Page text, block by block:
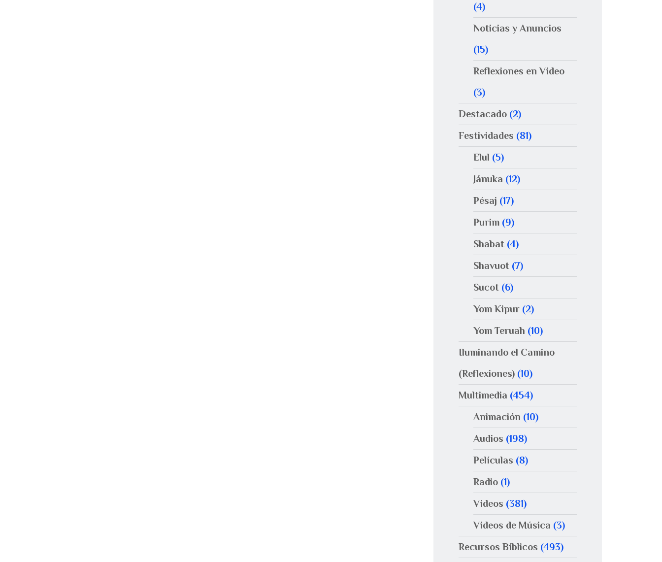
(4)
Noticias y Anuncios
(15)
Reflexiones en Video
(3)
Destacado (2)
Festividades (81)
Elul (5)
Jánuka (12)
Pésaj (17)
Purim (9)
Shabat (4)
Shavuot (7)
Sucot (6)
Yom Kipur (2)
Yom Teruah (10)
Iluminando el Camino
(Reflexiones) (10)
Multimedia (454)
Animación (10)
Audios (198)
Películas (8)
Radio (1)
Videos (381)
Videos de Música (3)
Recursos Bíblicos (493)